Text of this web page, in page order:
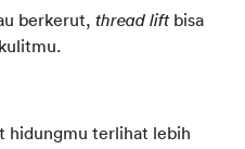
berkerut, thread lift bisa
hidungmu terlihat lebih